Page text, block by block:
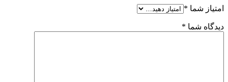
امتیاز شما *
دیدگاه شما *